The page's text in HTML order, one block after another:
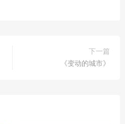
下一篇
《变动的城市》